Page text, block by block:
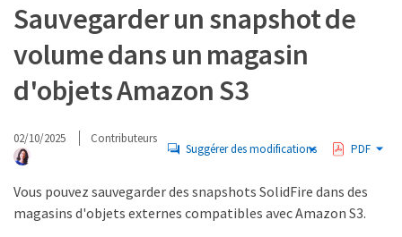
Sauvegarder un snapshot de
volume dans un magasin
d'objets Amazon S3
02/10/2025 Contributeurs
Suggérer des modifications PDF
Vous pouvez sauvegarder des snapshots SolidFire dans des
magasins d'objets externes compatibles avec Amazon S3.